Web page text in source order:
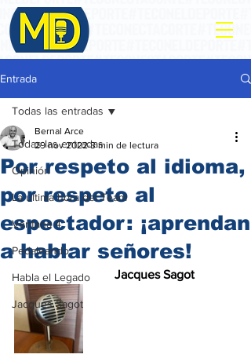
Entrada
Todas las entradas
Opinión
La ultima hora del Team
Ventana 4
Pedaleando
Habla el Legado
Jacques Sagot
Todas las entradas
Por respeto al idioma,
por respeto al
espectador: ¡aprendan
a hablar señores!
Bernal Arce
29 nov 2022 3 min de lectura
Jacques Sagot